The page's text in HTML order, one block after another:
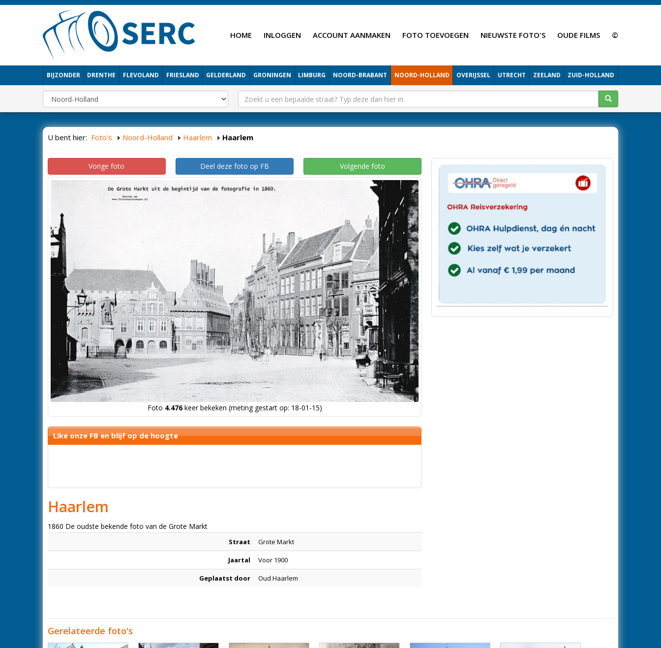
HOME INLOGGEN ACCOUNT AANMAKEN FOTO TOEVOEGEN NIEUWSTE FOTO'S OUDE FILMS ©
BIJZONDER DRENTHE FLEVOLAND FRIESLAND GELDERLAND GRONINGEN LIMBURG NOORD-BRABANT NOORD-HOLLAND OVERIJSSEL UTRECHT ZEELAND ZUID-HOLLAND
U bent hier: Foto's Noord-Holland Haarlem Haarlem
Vorige foto Deel deze foto op FB Volgende foto
Foto 4.476keer bekeken (meting gestart op: 18-01-15)
Like onze FB en blijf op de hoogte
Haarlem
1860 De oudste bekende foto van de Grote Markt
Straat Grote Markt
Jaartal Voor 1900
Geplaatst door Oud Haarlem
Gerelateerde foto's